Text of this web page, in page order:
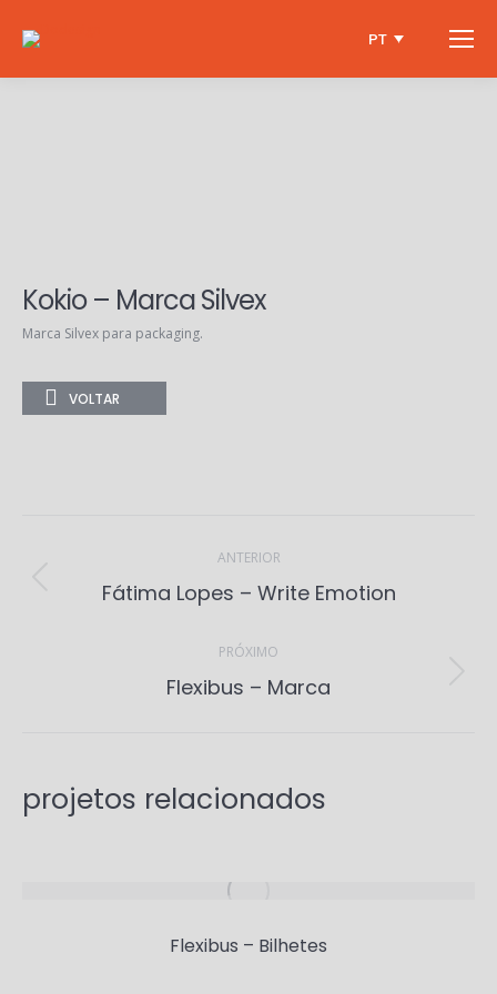
PT
Kokio – Marca Silvex
Marca Silvex para packaging.
VOLTAR
ANTERIOR
Previous
Fátima Lopes – Write Emotion
PRÓXIMO
Next
Flexibus – Marca
projetos relacionados
Flexibus – Bilhetes